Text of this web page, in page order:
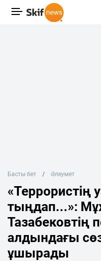
Басты бет Әлеумет
«Террористің
тыңдап...»:
Тазабековтің
алдындағы
ұшырады